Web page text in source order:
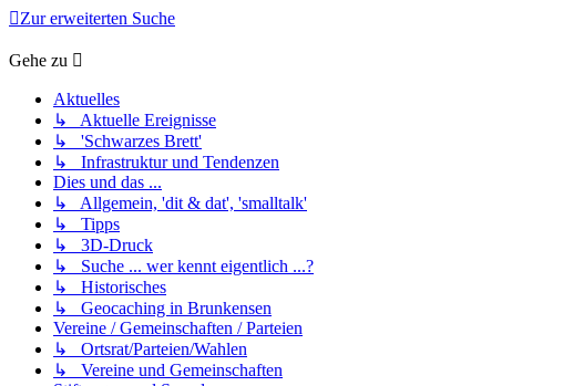
Zur erweiterten Suche
Gehe zu
Aktuelles
↳ Aktuelle Ereignisse
↳ 'Schwarzes Brett'
↳ Infrastruktur und Tendenzen
Dies und das ...
↳ Allgemein, 'dit & dat', 'smalltalk'
↳ Tipps
↳ 3D-Druck
↳ Suche ... wer kennt eigentlich ...?
↳ Historisches
↳ Geocaching in Brunkensen
Vereine / Gemeinschaften / Parteien
↳ Ortsrat/Parteien/Wahlen
↳ Vereine und Gemeinschaften